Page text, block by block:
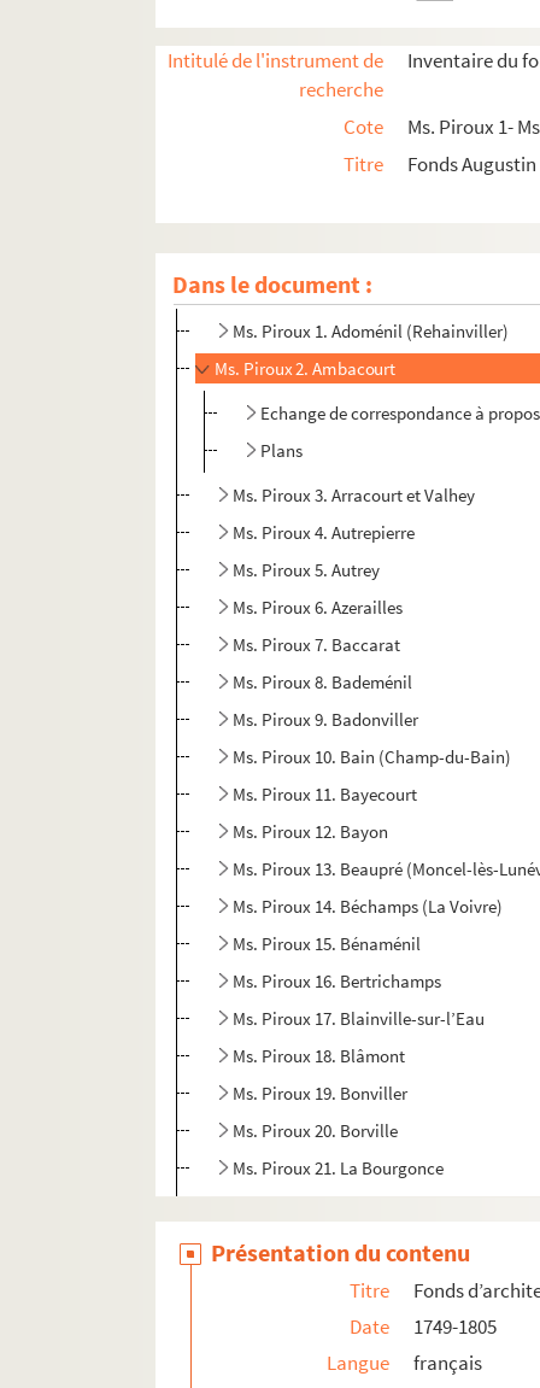
Intitulé de l'instrument de
recherche
Inventaire du
Cote
Ms. Piroux 1-
Titre
Fonds
Dans le document :
Fonds d’architecte
Ms. Piroux 1. Adoménil (Rehainviller)
Ms. Piroux 2. Ambacourt
Echange de correspondance à
Plans
Ms. Piroux 3. Arracourt et Valhey
Ms. Piroux 4. Autrepierre
Ms. Piroux 5. Autrey
Ms. Piroux 6. Azerailles
Ms. Piroux 7. Baccarat
Ms. Piroux 8. Bademénil
Ms. Piroux 9. Badonviller
Ms. Piroux 10. Bain (Champ-du-Bain)
Ms. Piroux 11. Bayecourt
Ms. Piroux 12. Bayon
Ms. Piroux 13. Beaupré (Moncel-lès-
Ms. Piroux 14. Béchamps (La Voivre)
Ms. Piroux 15. Bénaménil
Ms. Piroux 16. Bertrichamps
Ms. Piroux 17. Blainville-sur-l’Eau
Ms. Piroux 18. Blâmont
Ms. Piroux 19. Bonviller
Ms. Piroux 20. Borville
Ms. Piroux 21. La Bourgonce
Ms. Piroux 23. Bouxières-aux-dames
Ms. Piroux 24. Bult
Ms. Piroux 25. Cercoeur (Brû)
Ms. Piroux 26. Champé, près de
Présentation du contenu
Titre
Fonds
Date
1749-1805
Langue
français